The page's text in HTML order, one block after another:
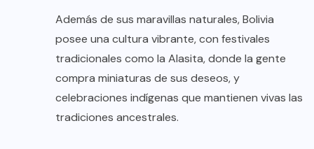
Además de sus maravillas naturales, Bolivia
posee una cultura vibrante, con festivales
tradicionales como la Alasita, donde la gente
compra miniaturas de sus deseos, y
celebraciones indígenas que mantienen vivas las
tradiciones ancestrales.